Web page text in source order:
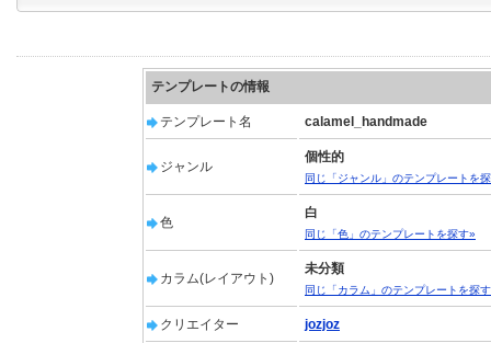
テンプレートの情報
テンプレート名 calamel_handmade
ジャンル
個性的
同じ「ジャンル」のテンプレートを
色
白
同じ「色」のテンプレートを探す»
カラム(レイアウト)
未分類
同じ「カラム」のテンプレートを探
クリエイター jozjoz